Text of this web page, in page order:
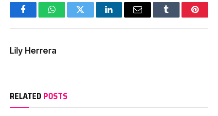
FacebookWhatsAppTwitter LinkedInEmail Tumblr
Lily Herrera
RELATED POSTS